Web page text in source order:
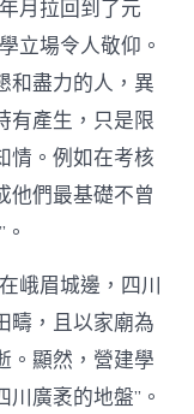
月拉回到了元
立場令人敬仰。
和盡力的人，異
有產生，只是限
情。例如在考核
他們最基礎不曾
峨眉城邊，四川
疇，且以家廟為
。顯然，營建學
廣袤的地盤”。